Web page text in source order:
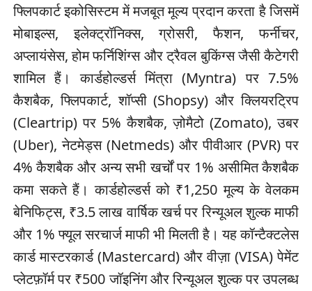
फ्लिपकार्ट इकोसिस्टम में मजबूत मूल्य प्रदान करता है जिसमें
मोबाइल्स, इलेक्ट्रॉनिक्स, ग्रोसरी, फैशन, फर्नीचर,
अप्लायंसेस, होम फर्निशिंग्स और ट्रैवल बुकिंग्स जैसी कैटेगरी
शामिल हैं। कार्डहोल्डर्स मिंत्रा (Myntra) पर 7.5%
कैशबैक, फ्लिपकार्ट, शॉप्सी (Shopsy) और क्लियरट्रिप
(Cleartrip) पर 5% कैशबैक, ज़ोमैटो (Zomato), उबर
(Uber), नेटमेड्स (Netmeds) और पीवीआर (PVR) पर
4% कैशबैक और अन्य सभी खर्चों पर 1% असीमित कैशबैक
कमा सकते हैं। कार्डहोल्डर्स को ₹1,250 मूल्य के वेलकम
बेनिफिट्स, ₹3.5 लाख वार्षिक खर्च पर रिन्यूअल शुल्क माफी
और 1% फ्यूल सरचार्ज माफी भी मिलती है। यह कॉन्टैक्टलेस
कार्ड मास्टरकार्ड (Mastercard) और वीज़ा (VISA) पेमेंट
प्लेटफ़ॉर्म पर ₹500 जॉइनिंग और रिन्यूअल शुल्क पर उपलब्ध